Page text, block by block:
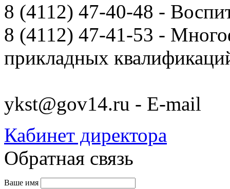
8 (4112) 47-40-48 -
8 (4112) 47-41-53 -
прикладных
ykst@gov14.ru - E-mail
Кабинет директора
Обратная связь
Ваше имя